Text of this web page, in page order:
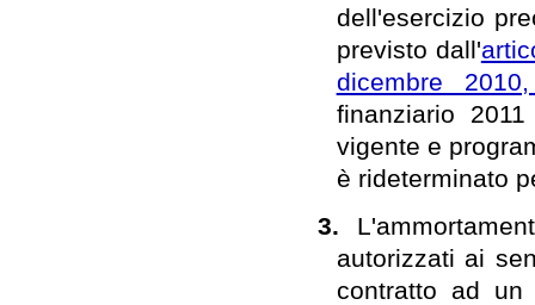
dell'esercizio
previsto dall'
dicembre
finanziario
vigente e
è rideterminato
3.
autorizzati ai
contratto ad un